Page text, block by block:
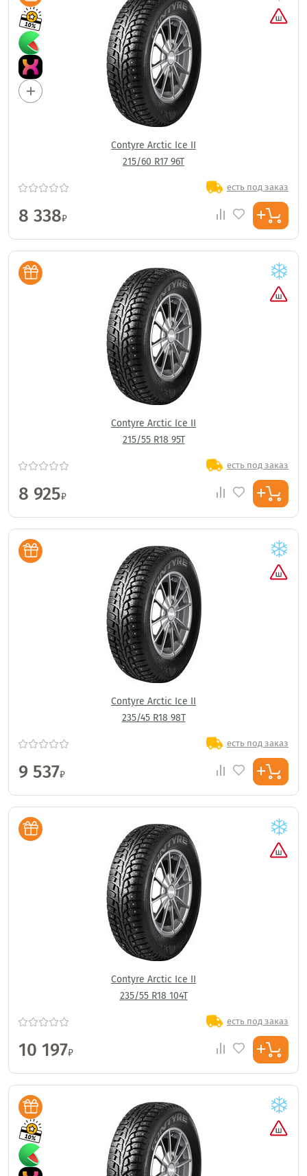
Contyre Arctic Ice II
215/60 R17 96T
есть под заказ
8 338₽
Contyre Arctic Ice II
215/55 R18 95T
есть под заказ
8 925₽
Contyre Arctic Ice II
235/45 R18 98T
есть под заказ
9 537₽
Contyre Arctic Ice II
235/55 R18 104T
есть под заказ
10 197₽